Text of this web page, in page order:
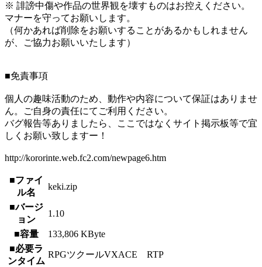
※ 誹謗中傷や作品の世界観を壊すものはお控えください。
マナーを守ってお願いします。
（何かあれば削除をお願いすることがあるかもしれません
が、ご協力お願いいたします）
■免責事項
個人の趣味活動のため、動作や内容について保証はありませ
ん。ご自身の責任にてご利用ください。
バグ報告等ありましたら、ここではなくサイト掲示板等で宜
しくお願い致しますー！
http://kororinte.web.fc2.com/newpage6.htm
■ファイ
ル名
keki.zip
■バージ
ョン
1.10
■容量
133,806 KByte
■必要ラ
ンタイム
RPGツクールVXACE RTP